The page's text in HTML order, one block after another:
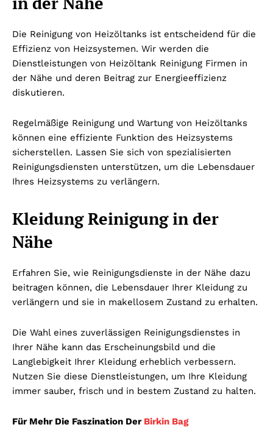
Die Reinigung von Heizöltanks ist entscheidend für die
Effizienz von Heizsystemen. Wir werden die
Dienstleistungen von Heizöltank Reinigung Firmen in
der Nähe und deren Beitrag zur Energieeffizienz
diskutieren.
Regelmäßige Reinigung und Wartung von Heizöltanks
können eine effiziente Funktion des Heizsystems
sicherstellen. Lassen Sie sich von spezialisierten
Reinigungsdiensten unterstützen, um die Lebensdauer
Ihres Heizsystems zu verlängern.
Kleidung Reinigung in der
Nähe
Erfahren Sie, wie Reinigungsdienste in der Nähe dazu
beitragen können, die Lebensdauer Ihrer Kleidung zu
verlängern und sie in makellosem Zustand zu erhalten.
Die Wahl eines zuverlässigen Reinigungsdienstes in
Ihrer Nähe kann das Erscheinungsbild und die
Langlebigkeit Ihrer Kleidung erheblich verbessern.
Nutzen Sie diese Dienstleistungen, um Ihre Kleidung
immer sauber, frisch und in bestem Zustand zu halten.
Für Mehr Die Faszination Der Birkin Bag